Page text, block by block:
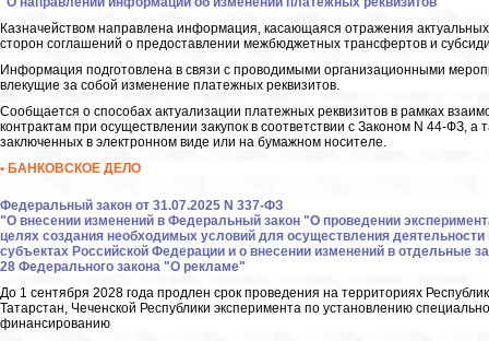
Казначейством направлена информация, касающаяся отражения
сторон соглашений о предоставлении межбюджетных трансфертов и
Информация подготовлена в связи с проводимыми организационными
влекущие за собой изменение платежных реквизитов.
Сообщается о способах актуализации платежных реквизитов в рамках
контрактам при осуществлении закупок в соответствии с Законом N 44-ФЗ,
заключенных в электронном виде или на бумажном носителе.
• БАНКОВСКОЕ ДЕЛО
Федеральный закон от 31.07.2025 N 337-ФЗ
"О внесении изменений в Федеральный закон "О проведении
целях создания необходимых условий для осуществления
субъектах Российской Федерации и о внесении изменений в отдельные
28 Федерального закона "О рекламе"
До 1 сентября 2028 года продлен срок проведения на территориях
Татарстан, Чеченской Республики эксперимента по установлению
финансированию